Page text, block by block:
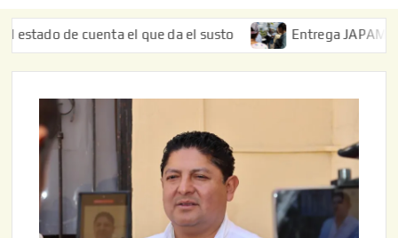
de cuenta el que da el susto Entrega JAPAM